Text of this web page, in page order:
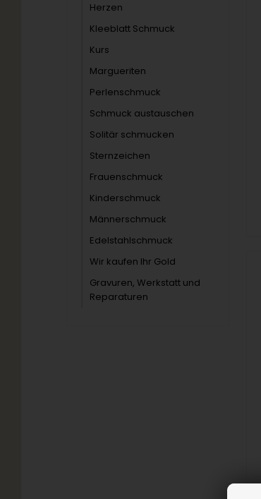
Herzen
Kleeblatt Schmuck
Kurs
Margueriten
Perlenschmuck
Schmuck austauschen
Solitär schmucken
Sternzeichen
Frauenschmuck
Kinderschmuck
Männerschmuck
Edelstahlschmuck
Wir kaufen Ihr Gold
Gravuren, Werkstatt und
Reparaturen